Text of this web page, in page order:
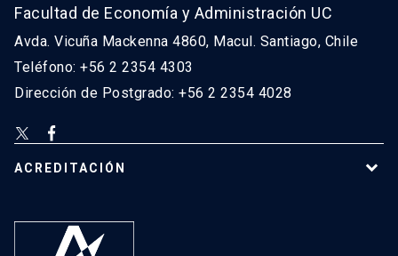
Facultad de Economía y Administración UC
Avda. Vicuña Mackenna 4860, Macul. Santiago, Chile
Teléfono: +56 2 2354 4303
Dirección de Postgrado: +56 2 2354 4028
ACREDITACIÓN